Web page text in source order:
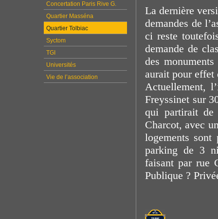
La dernière
demandes de
ci reste
demande de
des
aurait pour
Actuellement,
Freyssinet sur
qui partirait de
Charcot, avec
logements
parking de 3
faisant par rue
Publique ?
Concertation Paris Rive G.
Quartier Masséna
Quartier Tolbiac
Syctom
TGI
Universités
Vie de l’association